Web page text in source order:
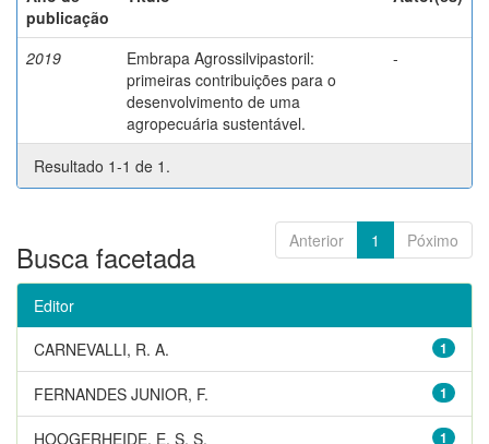
publicação
2019
Embrapa Agrossilvipastoril:
primeiras contribuições para o
desenvolvimento de uma
agropecuária sustentável.
-
Resultado 1-1 de 1.
Anterior 1 Póximo
Busca facetada
Editor
1
CARNEVALLI, R. A.
1
FERNANDES JUNIOR, F.
1
HOOGERHEIDE, E. S. S.